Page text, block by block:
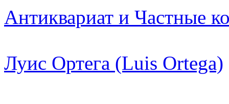
Антиквариат и Частные
Луис Ортега (Luis Ortega)